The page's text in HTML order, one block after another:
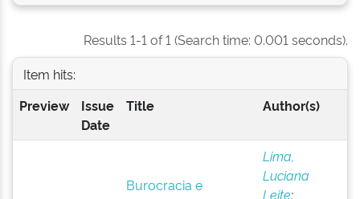
Results 1-1 of 1 (Search time: 0.001 seconds).
Item hits:
Preview
Issue
Date
Title Author(s)
Burocracia e
Lima,
Luciana
Leite;